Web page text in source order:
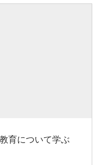
育について学ぶ